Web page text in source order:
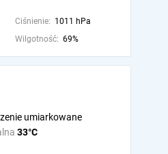
Ciśnienie: 1011 hPa
Wilgotność: 69%
33°C
umiarkowane